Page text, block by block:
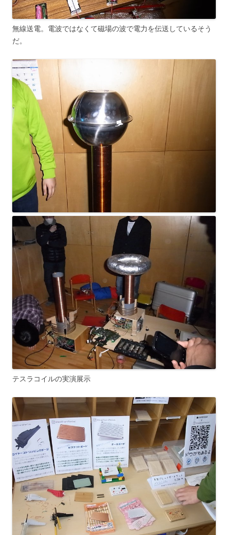
無線送電。電波ではなくて磁場の波で電力を伝送しているそう
だ。
テスラコイルの実演展示